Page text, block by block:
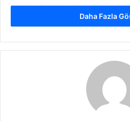
fazladır. Özelliklede mevsim
ceketler daha fazla kullanılır. Son
üretiliyor. Kombin olarak ise son
çok tercih edilir. Etek tesettür
çeşitlerinde salaş etekler tercih
Tesettür Ceket
Ayakkabı Tercihleri
Daha Fazla